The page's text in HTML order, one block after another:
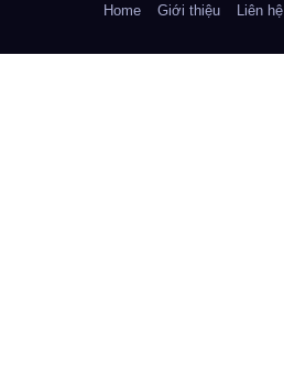
Home
Giới thiệu Liên hệ